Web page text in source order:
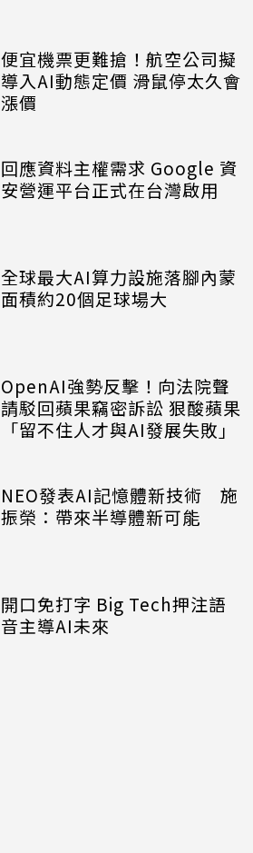
便宜機票更難搶！航空公司擬
導入AI動態定價 滑鼠停太久會
漲價
回應資料主權需求 Google 資
安營運平台正式在台灣啟用
全球最大AI算力設施落腳內蒙
面積約20個足球場大
OpenAI強勢反擊！向法院聲
請駁回蘋果竊密訴訟 狠酸蘋果
「留不住人才與AI發展失敗」
NEO發表AI記憶體新技術 施
振榮：帶來半導體新可能
開口免打字 Big Tech押注語
音主導AI未來